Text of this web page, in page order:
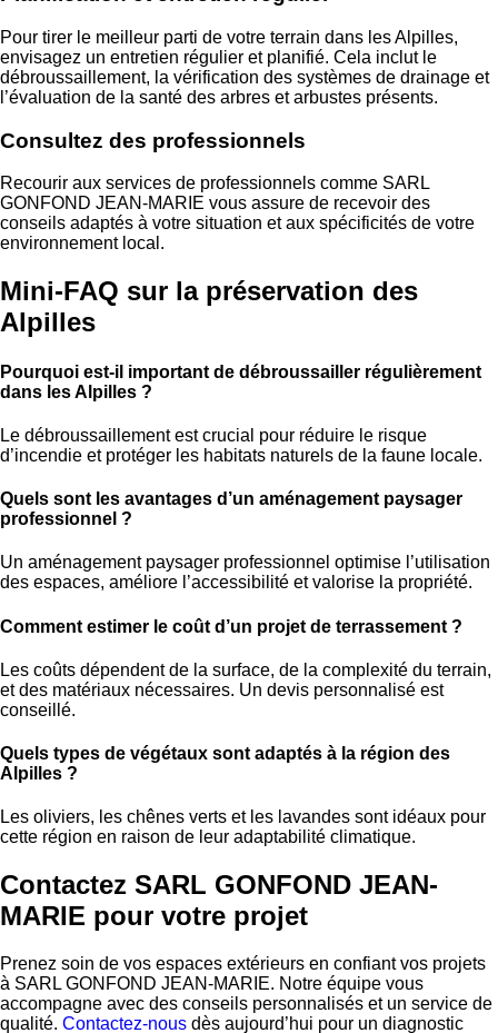
Pour tirer le meilleur parti de votre terrain dans les Alpilles,
envisagez un entretien régulier et planifié. Cela inclut le
débroussaillement, la vérification des systèmes de drainage et
l’évaluation de la santé des arbres et arbustes présents.
Consultez des professionnels
Recourir aux services de professionnels comme SARL
GONFOND JEAN-MARIE vous assure de recevoir des
conseils adaptés à votre situation et aux spécificités de votre
environnement local.
Mini-FAQ sur la préservation des
Alpilles
Pourquoi est-il important de débroussailler régulièrement
dans les Alpilles ?
Le débroussaillement est crucial pour réduire le risque
d’incendie et protéger les habitats naturels de la faune locale.
Quels sont les avantages d’un aménagement paysager
professionnel ?
Un aménagement paysager professionnel optimise l’utilisation
des espaces, améliore l’accessibilité et valorise la propriété.
Comment estimer le coût d’un projet de terrassement ?
Les coûts dépendent de la surface, de la complexité du terrain,
et des matériaux nécessaires. Un devis personnalisé est
conseillé.
Quels types de végétaux sont adaptés à la région des
Alpilles ?
Les oliviers, les chênes verts et les lavandes sont idéaux pour
cette région en raison de leur adaptabilité climatique.
Contactez SARL GONFOND JEAN-
MARIE pour votre projet
Prenez soin de vos espaces extérieurs en confiant vos projets
à SARL GONFOND JEAN-MARIE. Notre équipe vous
accompagne avec des conseils personnalisés et un service de
qualité. Contactez-nous dès aujourd’hui pour un diagnostic